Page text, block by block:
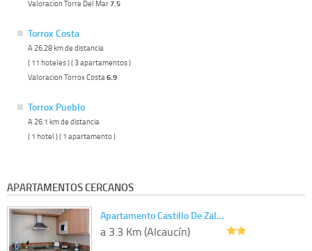
Valoracion Torre Del Mar7.5
Torrox Costa
A 26.28 km de distancia
( 11 hoteles ) ( 3 apartamentos )
Valoracion Torrox Costa 6.9
Torrox Pueblo
A 26.1 km de distancia
( 1 hotel ) ( 1 apartamento )
APARTAMENTOS CERCANOS
Apartamento Castillo De Zal…
a 3.3 Km (Alcaucín)